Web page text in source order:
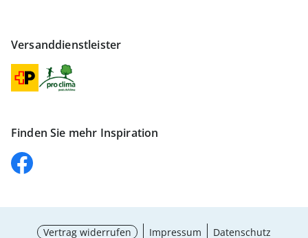
Versanddienstleister
Finden Sie mehr Inspiration
Vertrag widerrufen Impressum
Datenschutz